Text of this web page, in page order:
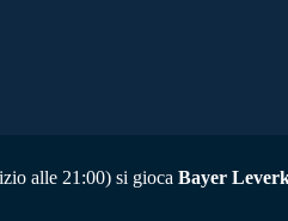
alle 21:00) si gioca Bayer